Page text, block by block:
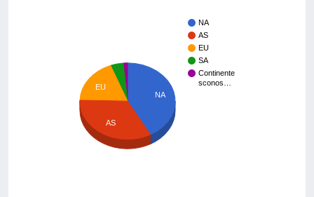
NA
AS
EU
SA
Continente
sconos…
NA
EU
AS